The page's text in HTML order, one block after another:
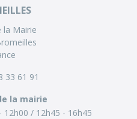
la Mairie
33 61 91
la mairie
12h00
12h45 - 16h45